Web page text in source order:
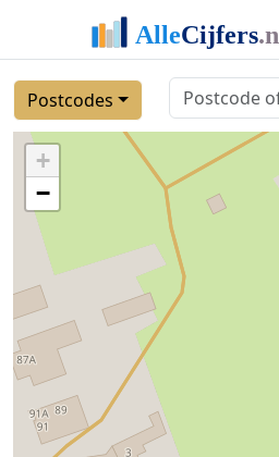
Postcodes
+
−